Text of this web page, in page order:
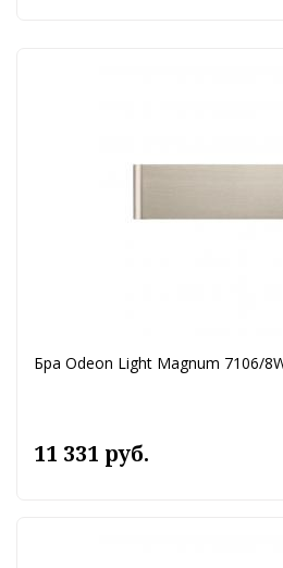
Бра Odeon Light Magnum 7106/
11 331 руб.